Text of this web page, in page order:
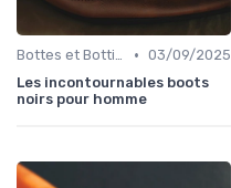
Bottes et Bottines • 03/09/2025
Les incontournables boots
noirs pour homme